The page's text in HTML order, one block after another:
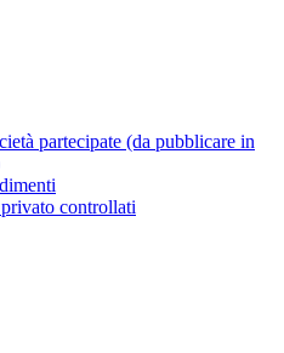
partecipate (da pubblicare in
controllati